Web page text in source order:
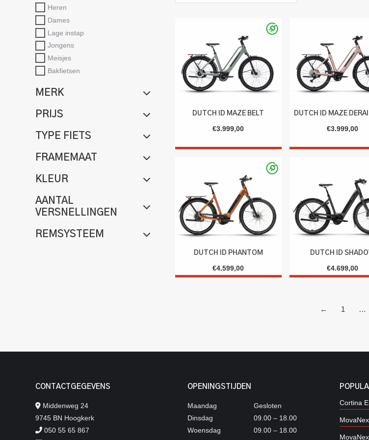
DUTCH ID MAZE BELT
€3.999,00
DUTCH ID MAZE
€3.999,00
DUTCH ID PHANTOM
€4.599,00
DUTCH ID
€4.699,00
← 1 …
Heren
Dames
Lage instap
Jongens
Meisjes
Bakfietsen
MERK
PRIJS
TYPE FIETS
FRAMEMAAT
KLEUR
AANTAL
VERSNELLINGEN
REMSYSTEEM
CONTACTGEGEVENS
Middenweg 24
9745 BN Hoogkerk
050 55 65 867
OPENINGSTIJDEN
Maandag
Dinsdag
Woensdag
Gesloten
09.00 – 18.00
09.00 – 18.00
Cortina